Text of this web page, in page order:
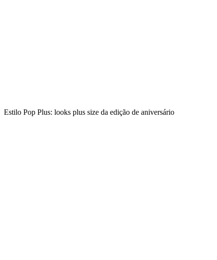
Estilo Pop Plus: looks plus size da edição de aniversário